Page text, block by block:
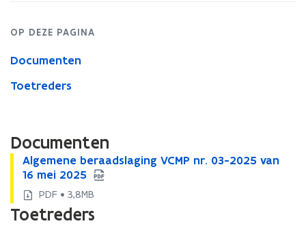
2025
OP DEZE PAGINA
Documenten
Toetreders
Documenten
A
l
g
e
m
Algemene beraadslaging VCMP nr. 03-2025 van
16 mei 2025
A
l
g
e
m
PDF • 3,8MB
Toetreders